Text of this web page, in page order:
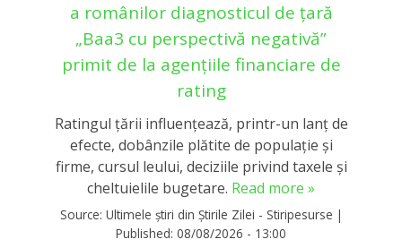
a românilor diagnosticul de țară
„Baa3 cu perspectivă negativă”
primit de la agențiile financiare de
rating
Ratingul țării influențează, printr-un lanț de
efecte, dobânzile plătite de populație și
firme, cursul leului, deciziile privind taxele și
cheltuielile bugetare. Read more »
Source: Ultimele știri din Știrile Zilei - Stiripesurse |
Published: 08/08/2026 - 13:00